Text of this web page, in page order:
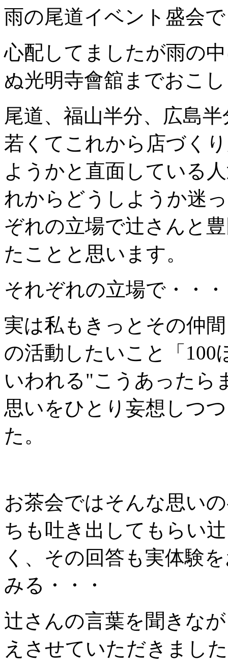
雨の尾道イベント盛会
心配してましたが雨の
ぬ光明寺會舘までおこ
尾道、福山半分、広島
若くてこれから店づく
ようかと直面している
れからどうしようか迷
ぞれの立場で辻さんと
たことと思います。
それぞれの立場で・・・
実は私もきっとその仲
の活動したいこと「100
いわれる"こうあったら
思いをひとり妄想しつ
た。
お茶会ではそんな思い
ちも吐き出してもらい
く、その回答も実体験
みる・・・
辻さんの言葉を聞きな
えさせていただきまし